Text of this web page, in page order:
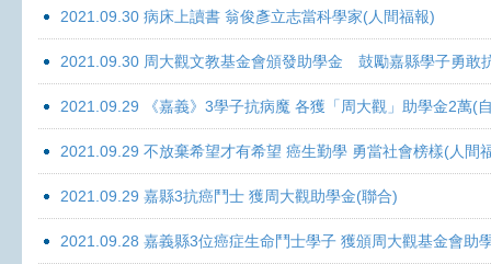
2021.09.30 病床上讀書 翁俊彥立志當科學家(人間福報)
2021.09.30 周大觀文教基金會頒發助學金 鼓勵嘉縣學子勇敢
2021.09.29 《嘉義》3學子抗病魔 各獲「周大觀」助學金2萬(
2021.09.29 不放棄希望才有希望 癌生勤學 勇當社會榜樣(人間
2021.09.29 嘉縣3抗癌鬥士 獲周大觀助學金(聯合)
2021.09.28 嘉義縣3位癌症生命鬥士學子 獲頒周大觀基金會助